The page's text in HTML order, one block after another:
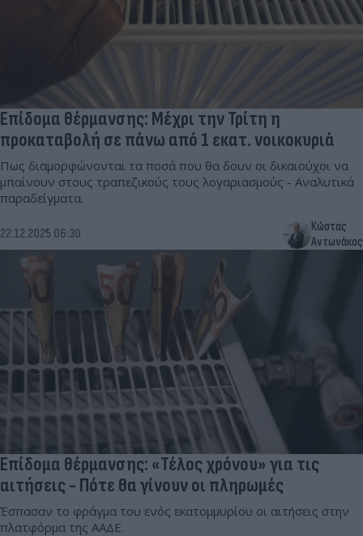
Επίδομα θέρμανσης: Μέχρι την Τρίτη η
προκαταβολή σε πάνω από 1 εκατ. νοικοκυριά
Πως διαμορφώνονται τα ποσά που θα δουν οι δικαιούχοι να
μπαίνουν στους τραπεζικούς τους λογαριασμούς - Αναλυτικά
παραδείγματα.
22.12.2025 06:30
Κώστας
Αντωνάκος
Επίδομα θέρμανσης: «Τέλος χρόνου» για τις
αιτήσεις - Πότε θα γίνουν οι πληρωμές
Έσπασαν το φράγμα του ενός εκατομμυρίου οι αιτήσεις στην
πλατφόρμα της ΑΑΔΕ.